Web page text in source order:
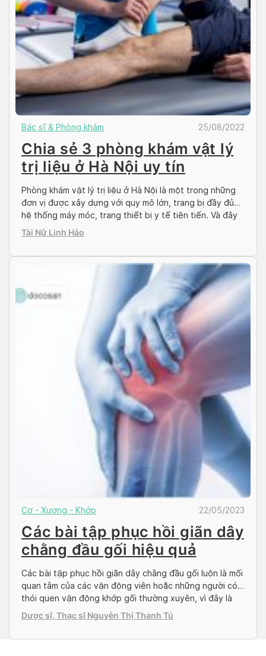
Bác sĩ & Phòng khám 25/08/2022
Chia sẻ 3 phòng khám vật lý
trị liệu ở Hà Nội uy tín
Phòng khám vật lý trị liệu ở Hà Nội là một trong những
đơn vị được xây dựng với quy mô lớn, trang bị đầy đủ
hệ thống máy móc, trang thiết bị y tế tiên tiến. Và đây
cũng chính là xu hướng phát triển của ngành y tế trên
Tài Nữ Linh Hảo
Cơ - Xương - Khớp 22/05/2023
Các bài tập phục hồi giãn dây
chằng đầu gối hiệu quả
Các bài tập phục hồi giãn dây chằng đầu gối luôn là mối
quan tâm của các vận động viên hoặc những người có
thói quen vận động khớp gối thường xuyên, vì đây là
những đối tượng dễ bị giãn dây chằng đầu gối. Vậy giãn
dây chằng đầu gối là gì? Cách tập […]
Dược sĩ, Thạc sĩ Nguyễn Thị Thanh Tú